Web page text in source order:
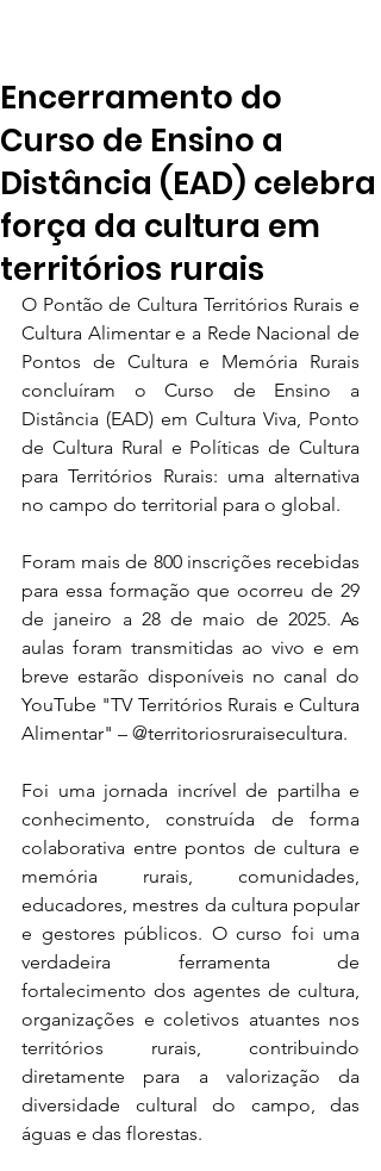
Encerramento do
Curso de Ensino a
Distância (EAD) celebra
força da cultura em
territórios rurais
O Pontão de Cultura Territórios Rurais e
Cultura Alimentar e a Rede Nacional de
Pontos de Cultura e Memória Rurais
concluíram o Curso de Ensino a
Distância (EAD) em Cultura Viva, Ponto
de Cultura Rural e Políticas de Cultura
para Territórios Rurais: uma alternativa
no campo do territorial para o global.
Foram mais de 800 inscrições recebidas
para essa formação que ocorreu de 29
de janeiro a 28 de maio de 2025. As
aulas foram transmitidas ao vivo e em
breve estarão disponíveis no canal do
YouTube "TV Territórios Rurais e Cultura
Alimentar" – @territoriosruraisecultura.
Foi uma jornada incrível de partilha e
conhecimento, construída de forma
colaborativa entre pontos de cultura e
memória rurais, comunidades,
educadores, mestres da cultura popular
e gestores públicos. O curso foi uma
verdadeira ferramenta de
fortalecimento dos agentes de cultura,
organizações e coletivos atuantes nos
territórios rurais, contribuindo
diretamente para a valorização da
diversidade cultural do campo, das
águas e das florestas.